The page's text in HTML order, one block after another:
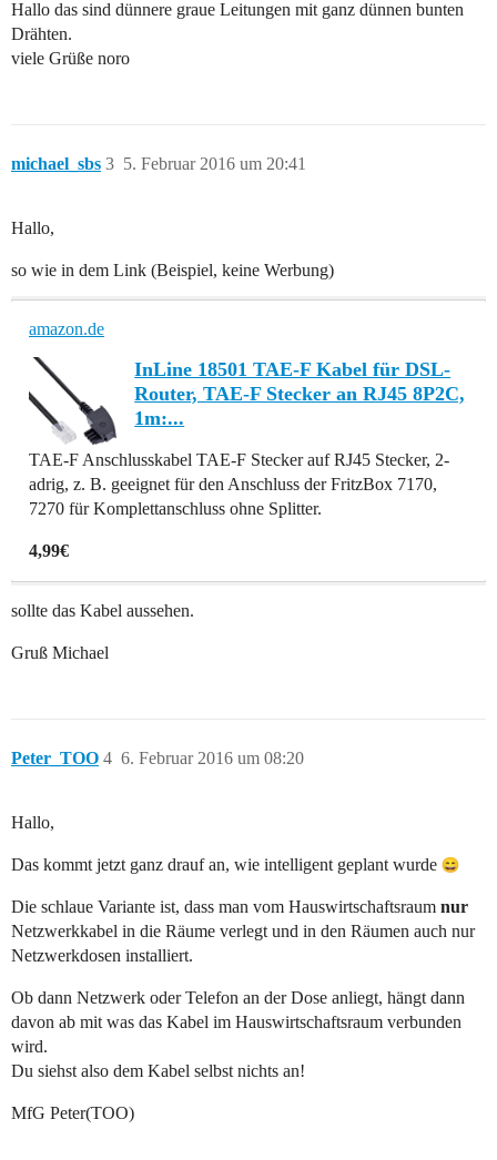
Hallo das sind dünnere graue Leitungen mit ganz dünnen bunten
Drähten.
viele Grüße noro
michael_sbs 5. Februar 2016 um 20:41
3
Hallo,
so wie in dem Link (Beispiel, keine Werbung)
amazon.de
InLine 18501 TAE-F Kabel für DSL-
Router, TAE-F Stecker an RJ45 8P2C,
1m:...
TAE-F Anschlusskabel TAE-F Stecker auf RJ45 Stecker, 2-
adrig, z. B. geeignet für den Anschluss der FritzBox 7170,
7270 für Komplettanschluss ohne Splitter.
4,99€
sollte das Kabel aussehen.
Gruß Michael
Peter_TOO 6. Februar 2016 um 08:20
4
Hallo,
Das kommt jetzt ganz drauf an, wie intelligent geplant wurde
Die schlaue Variante ist, dass man vom Hauswirtschaftsraum nur
Netzwerkkabel in die Räume verlegt und in den Räumen auch nur
Netzwerkdosen installiert.
Ob dann Netzwerk oder Telefon an der Dose anliegt, hängt dann
davon ab mit was das Kabel im Hauswirtschaftsraum verbunden
wird.
Du siehst also dem Kabel selbst nichts an!
MfG Peter(TOO)